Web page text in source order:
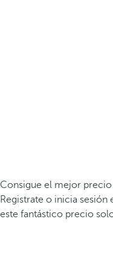
Consigue el mejor
Registrate o inicia
este fantástico precio